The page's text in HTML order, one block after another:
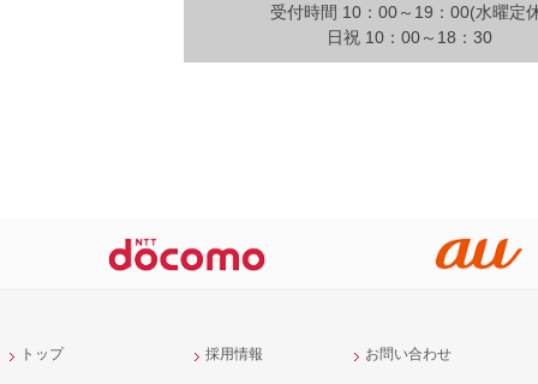
受付時間 10：00～19：00(水曜定
日祝 10：00～18：30
トップ 採用情報 お問い合わせ